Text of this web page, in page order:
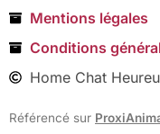
Mentions légales
Conditions
Home Chat
Référencé sur